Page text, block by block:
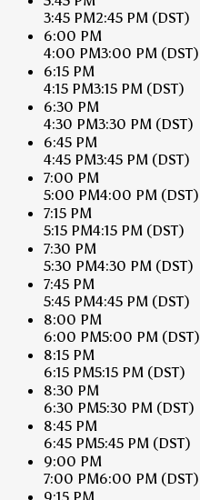
3:45 PM2:45 PM (DST)
6:00 PM
4:00 PM3:00 PM (DST)
6:15 PM
4:15 PM3:15 PM (DST)
6:30 PM
4:30 PM3:30 PM (DST)
6:45 PM
4:45 PM3:45 PM (DST)
7:00 PM
5:00 PM4:00 PM (DST)
7:15 PM
5:15 PM4:15 PM (DST)
7:30 PM
5:30 PM4:30 PM (DST)
7:45 PM
5:45 PM4:45 PM (DST)
8:00 PM
6:00 PM5:00 PM (DST)
8:15 PM
6:15 PM5:15 PM (DST)
8:30 PM
6:30 PM5:30 PM (DST)
8:45 PM
6:45 PM5:45 PM (DST)
9:00 PM
7:00 PM6:00 PM (DST)
9:15 PM